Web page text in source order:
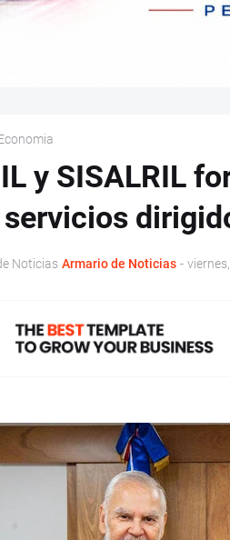
y SISALRIL
Noticias Armario de Noticias -